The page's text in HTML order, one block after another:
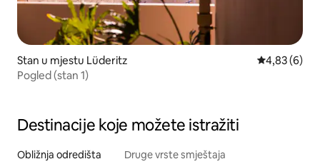
Stan u mjestu Lüderitz Prosječna
4,83 (6)
Pogled (stan 1)
Destinacije koje možete istražiti
Obližnja odredišta Druge vrste smještaja